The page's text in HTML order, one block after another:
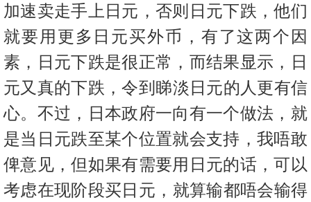
加速卖走手上日元，否则日元下跌，他们
就要用更多日元买外币，有了这两个因
素，日元下跌是很正常，而结果显示，日
元又真的下跌，令到睇淡日元的人更有信
心。 不过，日本政府一向有一个做法，就
是当日元跌至某个位置就会支持 ，我唔敢
俾意见，但如果有需要用日元的话，可以
考虑在现阶段买日元，就算输都唔会输得